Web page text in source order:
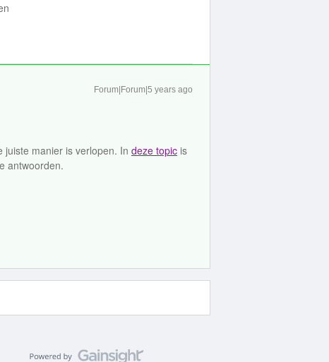
Forum|Forum|5 years ago
juiste manier is verlopen. In deze topic is
antwoorden.